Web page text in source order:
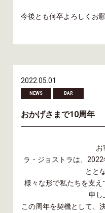
今後とも何卒よろしくお
2022.05.01
NEWS BAR
おかげさまで10周年
お
ラ・ジョストラは、
とと
様々な形で私たちを支
申し
この周年を契機として、